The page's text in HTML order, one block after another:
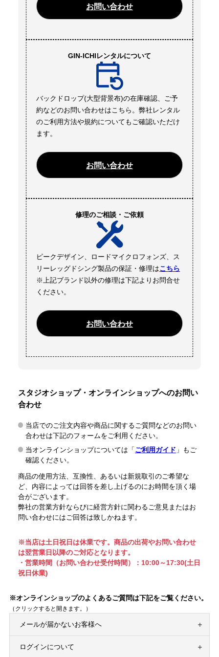
お問い合わせ
GIN-ICHIレンタルについて
バックドロップ(大型背景布)の在庫確認、ご予
約などのお問い合わせはこちら。弊社レンタル
のご利用方法や規約についてもご確認いただけ
ます。
お問い合わせ
修理のご相談・ご依頼
ピークデザイン、ロードマイクロフォンズ、ス
リーレッグドシング製品の保証・修理はこちら
※上記ブランド以外の修理は下記よりお問合せ
ください。
お問い合わせ
スタジオショップ・オンラインショップへのお問い
合わせ
当店でのご注文内容や商品に関するご質問などのお問い
合わせは下記のフォームをご利用ください。
当オンラインショップについては「ご利用ガイド 」もご
確認ください。
商品の使用方法、互換性、あるいは新規取引のご希望な
ど、内容によっては回答を差し上げるのにお時間を頂く場
合がございます。
弊社の営業方針ならびに経営方針に関わるご意見またはお
問い合わせにはご回答は致しかねます。
※当店は土日祝日は休業です。商品の出荷やお問い合わせ
は翌営業日以降のご対応となります。
・営業時間（お問い合わせ受付時間）：10:00～17:30(土日
祝日休業)
※オンラインショップのよくあるご質問は下記をご覧ください。
（クリックすると開きます。）
メールが届かないお客様へ
ログインについて